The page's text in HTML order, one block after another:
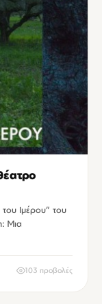
Ιμέρου” του
Μια
103 προβολές